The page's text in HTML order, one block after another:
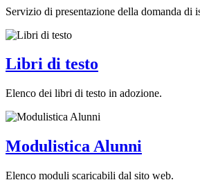
Servizio di presentazione della domanda
Libri di testo
Elenco dei libri di testo in adozione.
Modulistica Alunni
Elenco moduli scaricabili dal sito web.